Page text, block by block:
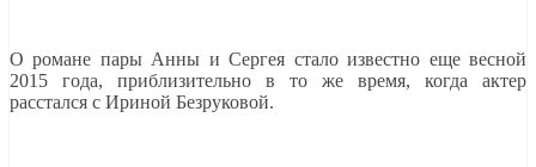
О романе пары Анны и Сергея стало известно еще весной
2015 года, приблизительно в то же время, когда актер
расстался с Ириной Безруковой.